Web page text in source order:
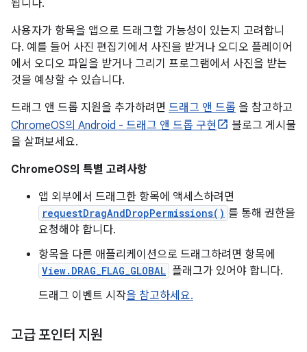
됩니다.
사용자가 항목을 앱으로 드래그할 가능성이 있는지 고려합니
다. 예를 들어 사진 편집기에서 사진을 받거나 오디오 플레이어
에서 오디오 파일을 받거나 그리기 프로그램에서 사진을 받는
것을 예상할 수 있습니다.
드래그 앤 드롭 지원을 추가하려면 드래그 앤 드롭 을 참고하고
ChromeOS의 Android - 드래그 앤 드롭 구현
블로그 게시물
을 살펴보세요.
ChromeOS의 특별 고려사항
앱 외부에서 드래그한 항목에 액세스하려면
requestDragAndDropPermissions() 를 통해 권한을
요청해야 합니다.
항목을 다른 애플리케이션으로 드래그하려면 항목에
View.DRAG_FLAG_GLOBAL 플래그가 있어야 합니다.
드래그 이벤트 시작을 참고하세요.
고급 포인터 지원